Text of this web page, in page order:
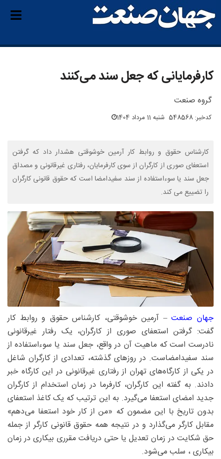
کارفرمایانی که جعل سند می‌کنند
گروه صنعت
کدخبر: 548568 شنبه 11 مرداد 1404
کارشناس حقوق و روابط کار آرمین خوشوقتی هشدار داد که گرفتن
استعفای صوری از کارگران از سوی کارفرمایان، رفتاری غیرقانونی و مصداق
جعل سند یا سوءاستفاده از سند سفیدامضا است که حقوق قانونی کارگران
را تضییع می کند.
جهان صنعت– آرمین خوشوقتی، کارشناس حقوق و روابط کار
گفت: گرفتن استعفای صوری از کارگران، یک رفتار غیرقانونی
نادرست است که ماهیت آن در واقع، جعل سند یا سوءاستفاده از
سند سفیدامضاست. در روزهای گذشته، تعدادی از کارگران شاغل
در یکی از کارگاه‌های تهران از رفتاری غیرقانونی در این کارگاه خبر
دادند. به گفته این کارگران، کارفرما در زمان استخدام از کارگران
جدید امضای استعفا می‌گیرد. به این ترتیب که یک کاغذ استعفای
بدون تاریخ با این مضمون که «من از کار خود استعفا می‌دهم»
مقابل کارگر می‌گذارد و در نتیجه همه‌ حقوق قانونی کارگر از جمله
حق شکایت در زمان تعدیل یا حتی دریافت مقرری بیکاری در زمان
بیکاری ، سلب می‌شود.